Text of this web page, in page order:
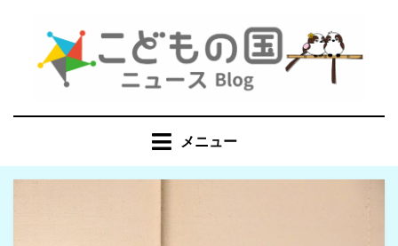
動
メニュー